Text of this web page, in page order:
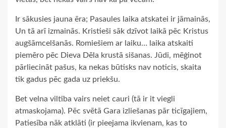
Ir sākusies jauna ēra; Pasaules laika atskatei ir jāmainās,
Un tā arī izmainās. Kristieši sāk dzīvot laikā pēc Kristus
augšāmcelšanās. Romiešiem ar laiku… laika atskaiti
piemēro pēc Dieva Dēla krustā sišanas. Jūdi, mēģinot
pārliecināt pašus, ka nekas būtisks nav noticis, skaita
tik gadus pēc gada uz priekšu.
Bet velna viltība vairs neiet cauri (tā ir it viegli
atmaskojama). Pēc svētā Gara izliešanas pār ticīgajiem,
Patiesība nāk atklāti (ir pieejama ikvienam, kas to